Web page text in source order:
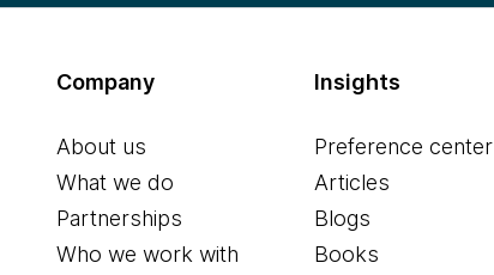
Company
About us
What we do
Partnerships
Who we work with
Insights
Preference center
Articles
Blogs
Books